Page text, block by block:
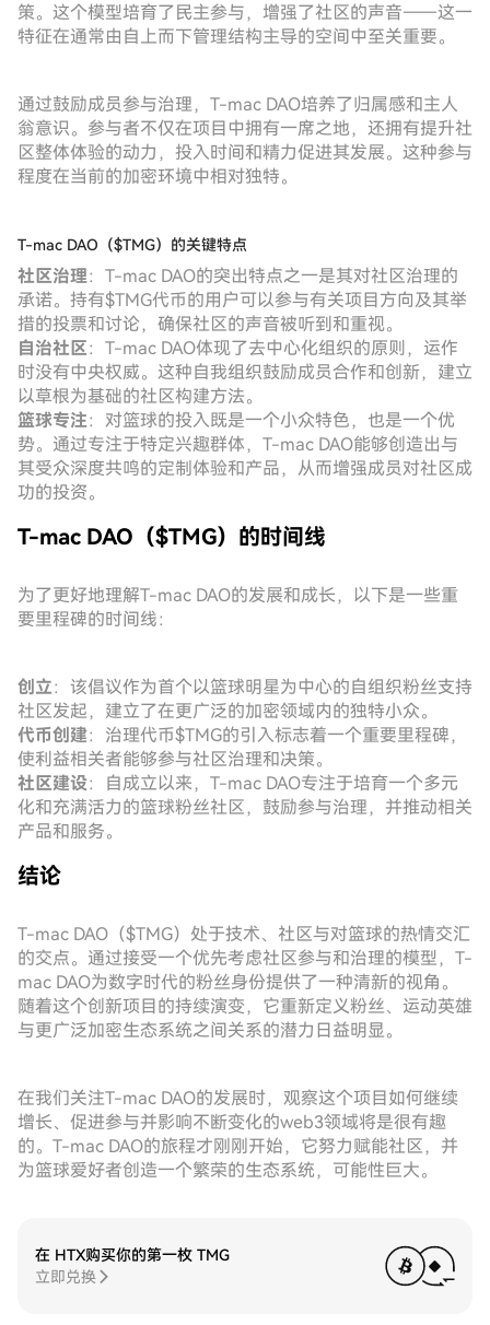
策。这个模型培育了民主参与，增强了社区的声音——这一
特征在通常由自上而下管理结构主导的空间中至关重要。
通过鼓励成员参与治理，T-mac DAO培养了归属感和主人
翁意识。参与者不仅在项目中拥有一席之地，还拥有提升社
区整体体验的动力，投入时间和精力促进其发展。这种参与
程度在当前的加密环境中相对独特。
T-mac DAO（$TMG）的关键特点
社区治理：T-mac DAO的突出特点之一是其对社区治理的
承诺。持有$TMG代币的用户可以参与有关项目方向及其举
措的投票和讨论，确保社区的声音被听到和重视。
自治社区：T-mac DAO体现了去中心化组织的原则，运作
时没有中央权威。这种自我组织鼓励成员合作和创新，建立
以草根为基础的社区构建方法。
篮球专注：对篮球的投入既是一个小众特色，也是一个优
势。通过专注于特定兴趣群体，T-mac DAO能够创造出与
其受众深度共鸣的定制体验和产品，从而增强成员对社区成
功的投资。
T-mac DAO（$TMG）的时间线
为了更好地理解T-mac DAO的发展和成长，以下是一些重
要里程碑的时间线：
创立：该倡议作为首个以篮球明星为中心的自组织粉丝支持
社区发起，建立了在更广泛的加密领域内的独特小众。
代币创建：治理代币$TMG的引入标志着一个重要里程碑，
使利益相关者能够参与社区治理和决策。
社区建设：自成立以来，T-mac DAO专注于培育一个多元
化和充满活力的篮球粉丝社区，鼓励参与治理，并推动相关
产品和服务。
结论
T-mac DAO（$TMG）处于技术、社区与对篮球的热情交汇
的交点。通过接受一个优先考虑社区参与和治理的模型，T-
mac DAO为数字时代的粉丝身份提供了一种清新的视角。
随着这个创新项目的持续演变，它重新定义粉丝、运动英雄
与更广泛加密生态系统之间关系的潜力日益明显。
在我们关注T-mac DAO的发展时，观察这个项目如何继续
增长、促进参与并影响不断变化的web3领域将是很有趣
的。T-mac DAO的旅程才刚刚开始，它努力赋能社区，并
为篮球爱好者创造一个繁荣的生态系统，可能性巨大。
在 HTX购买你的第一枚 TMG
立即兑换